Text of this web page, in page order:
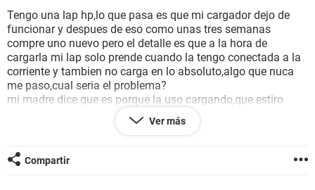
Tengo una lap hp,lo que pasa es que mi cargador dejo de
funcionar y despues de eso como unas tres semanas
compre uno nuevo pero el detalle es que a la hora de
cargarla mi lap solo prende cuando la tengo conectada a la
corriente y tambien no carga en lo absoluto,algo que nuca
me paso,cual seria el problema?
mi madre dice que es porque la uso cargando,que estiro
mucho en cable y que a consecuencia la bateria ya no sirve
¿es cierto que tengo que comprar una nueva ? o que me
me urge saber como poder arreglarla,espero me puedan
ayuda ya que la uso para mis tareas de la escuela :(
Ver más
Compartir